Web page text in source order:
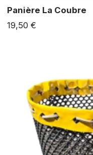
Panière La Coubre
19,50 €